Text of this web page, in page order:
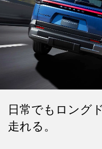
日常でもロング
走れる。